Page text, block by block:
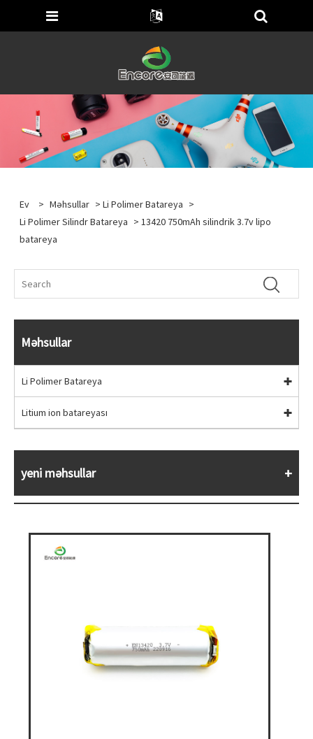
Ev > Məhsullar >Li Polimer Batareya >
Li Polimer Silindr Batareya > 13420 750mAh silindrik 3.7v lipo
batareya
Məhsullar
Li Polimer Batareya
Litium ion batareyası
yeni məhsullar